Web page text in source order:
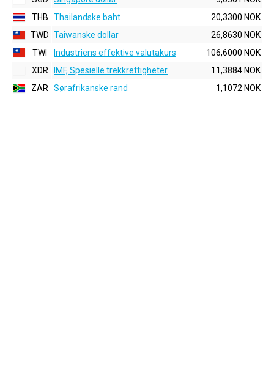
THB
Thailandske baht
20,3300 NOK
TWD Taiwanske dollar
26,8630 NOK
TWI
Industriens effektive valutakurs
106,6000 NOK
XDR
IMF, Spesielle trekkrettigheter
11,3884 NOK
ZAR
Sørafrikanske rand 1,1072 NOK